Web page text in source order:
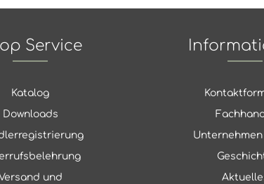
Service
Katalog
Downloads
und